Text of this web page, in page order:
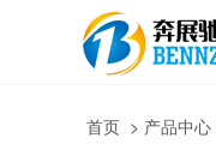
首页 > 产品中心